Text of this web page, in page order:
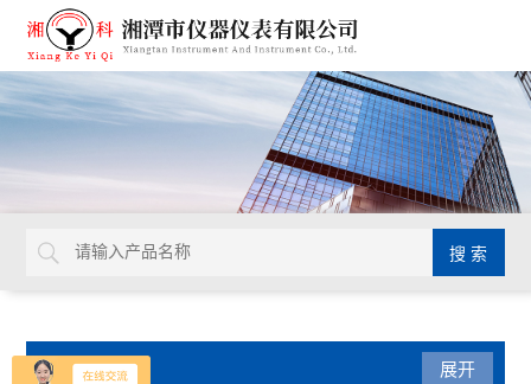
产品分类 展开